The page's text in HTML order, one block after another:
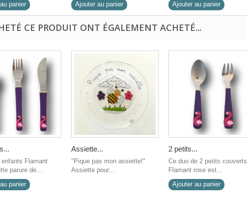
panier
Ajouter au panier
Ajouter au panier
CE PRODUIT ONT ÉGALEMENT ACHETÉ...
Flamant
parure de...
panier
Assiette...
"Pique pas mon assiette!"
Assiette pour...
2 petits...
Ce duo de 2 petits couverts
Flamant rose est...
Ajouter au panier